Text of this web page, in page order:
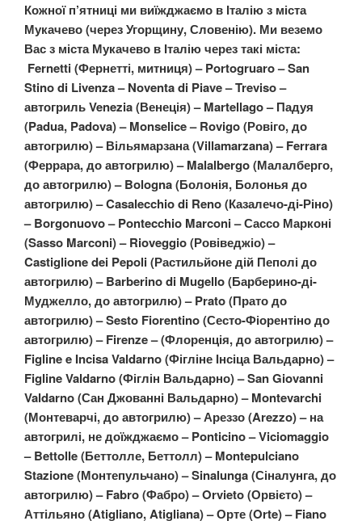
Кожної п’ятниці ми виїжджаємо в Італію з міста
Мукачево (через Угорщину, Словенію). Ми веземо
Вас з міста Мукачево в Італію через такі міста:
Fernetti (Фернетті, митниця) – Portogruaro – San
Stino di Livenza – Noventa di Piave – Treviso –
автогриль Venezia (Венеція) – Martellago – Падуя
(Padua, Padova) – Monselice – Rovigo (Ровіго, до
автогрилю) – Вільямарзана (Villamarzana) – Ferrara
(Феррара, до автогрилю) – Malalbergo (Малалберго,
до автогрилю) – Bologna (Болонія, Болонья до
автогрилю) – Casalecchio di Reno (Казалечо-ді-Ріно)
– Borgonuovo – Pontecchio Marconi – Сассо Марконі
(Sasso Marconi) – Rioveggio (Ровіведжіо) –
Castiglione dei Pepoli (Растильйоне дій Пеполі до
автогрилю) – Barberino di Mugello (Барберино-ді-
Муджелло, до автогрилю) – Prato (Прато до
автогрилю) – Sesto Fiorentino (Сесто-Фіорентіно до
автогрилю) – Firenze – (Флоренція, до автогрилю) –
Figline e Incisa Valdarno (Фігліне Інсіца Вальдарно) –
Figline Valdarno (Фіглін Вальдарно) – San Giovanni
Valdarno (Сан Джованні Вальдарно) – Montevarchi
(Монтеварчі, до автогрилю) – Ареззо (Arezzo) – на
автогрилі, не доїжджаємо – Ponticino – Viciomaggio
– Bettolle (Беттолле, Беттолл) – Montepulciano
Stazione (Монтепульчано) – Sinalunga (Сіналунга, до
автогрилю) – Fabro (Фабро) – Orvieto (Орвієто) –
Аттільяно (Atigliano, Atigliana) – Орте (Orte) – Fiano